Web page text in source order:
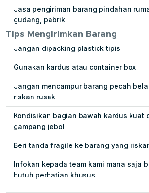
Jasa pengiriman barang pindahan
gudang, pabrik
Tips Mengirimkan Barang
Jangan dipacking plastick tipis
Gunakan kardus atau container box
Jangan mencampur barang pecah
riskan rusak
Kondisikan bagian bawah kardus kuat
gampang jebol
Beri tanda fragile ke barang yang
Infokan kepada team kami mana saja
butuh perhatian khusus